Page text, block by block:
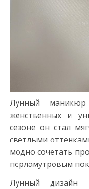
Лунный
женственных и
сезоне он стал
светлыми
модно сочетать
перламутровым
Лунный дизайн